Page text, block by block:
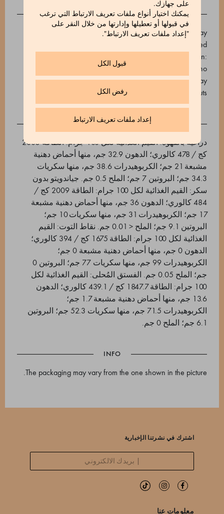
على جهازك.
يمكنك اختيار أنواع ملفات تعريف الارتباط التي ترغب
في قبولها أو تعطيلها وإدارتها من خلال النقر على
"إعداد ملفات تعريف الارتباط".
قبول الكل
رفض الكل
إعداد ملفات تعريف الارتباط
Cuba Caracolillo coffee dragée - Contains soy. May
contain traces of nuts, milk, sesame and peanuts. Sugared
Pistachios - Contains: nuts and derivatives. May contain:
peanuts, soy, milk, nuts. Raspberry Drops - Contains no
allergens. Sugar-free Gianduiotti - Contains nuts. May
contain traces of soy, milk, sesame and peanuts.
دراغيه بالقهوة: القيم الغذائية لكل 100 جرام: الطاقة 2005
كج / 478 كالوري؛ الدهون 32.9 جم، منها أحماض دهنية
مشبعة 21 جم؛ الكربوهيدرات 38.6 جم، منها سكريات
34.3 جم؛ البروتين 7 جم؛ الملح 0.5 جم. جياندويتو بدون
سكر: القيم الغذائية لكل 100 جرام: الطاقة 2009 كج /
484 كالوري؛ الدهون 36 جم، منها أحماض دهنية مشبعة
17 جم؛ الكربوهيدرات 31 جم، منها سكريات 10 جم؛
البروتين 9.1 جم؛ الملح < 0.01 جم. نقاط التوت: القيم
الغذائية لكل 100 جرام: الطاقة 1675 كج / 394 كالوري؛
الدهون 0 جم، منها أحماض دهنية مشبعة 0 جم؛
الكربوهيدرات 99 جم، منها سكريات 77 جم؛ البروتين 0
جم؛ الملح 0.05 جم. الفستق المُحلى: القيم الغذائية لكل
100 جرام: الطاقة 1847.7 كج / 439.1 كالوري؛ الدهون
13.6 جم، منها أحماض دهنية مشبعة 1.7 جم؛
الكربوهيدرات 71.5 جم، منها سكريات 52.3 جم؛ البروتين
6.1 جم؛ الملح 0 جم.
INFO
The packaging may vary from the one shown in the picture.
اشترك في نشرتنا الإخبارية
معلومات عنا